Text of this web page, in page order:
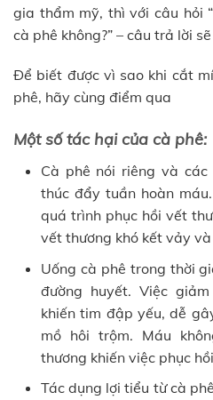
gia thẩm mỹ, thì với câu hỏi
cà phê không?” – câu trả lời sẽ
Để biết được vì sao khi cắt
phê, hãy cùng điểm qua
Một số tác hại của cà phê:
Cà phê nói riêng và
thúc đẩy tuần hoàn
quá trình phục hồi vết
vết thương khó kết vảy
Uống cà phê trong thời
đường huyết. Việc
khiến tim đập yếu, dễ
mồ hôi trộm. Máu
thương khiến việc phục
Tác dụng lợi tiểu từ cà